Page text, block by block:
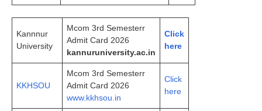
Kannnur
University
Mcom 3rd Semesterr
Admit Card 2026
kannuruniversity.ac.in
Click
here
KKHSOU
Mcom 3rd Semesterr
Admit Card 2026
www.kkhsou.in
Click
here